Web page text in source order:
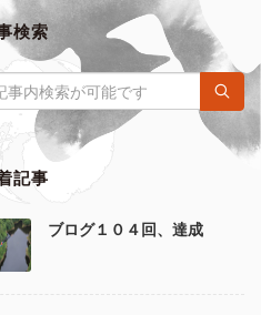
検索
記事
ブログ１０４回、達成